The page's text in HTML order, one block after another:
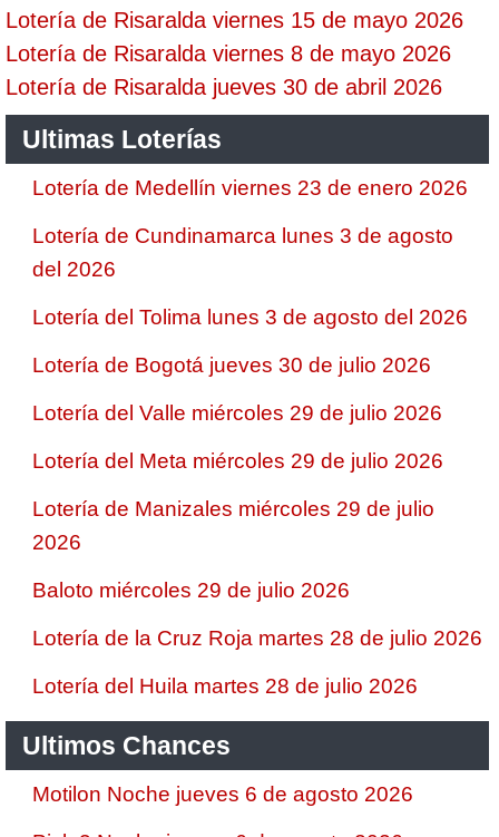
Lotería de Risaralda viernes 15 de mayo 2026
Lotería de Risaralda viernes 8 de mayo 2026
Lotería de Risaralda jueves 30 de abril 2026
Ultimas Loterías
Lotería de Medellín viernes 23 de enero 2026
Lotería de Cundinamarca lunes 3 de agosto
del 2026
Lotería del Tolima lunes 3 de agosto del 2026
Lotería de Bogotá jueves 30 de julio 2026
Lotería del Valle miércoles 29 de julio 2026
Lotería del Meta miércoles 29 de julio 2026
Lotería de Manizales miércoles 29 de julio
2026
Baloto miércoles 29 de julio 2026
Lotería de la Cruz Roja martes 28 de julio 2026
Lotería del Huila martes 28 de julio 2026
Ultimos Chances
Motilon Noche jueves 6 de agosto 2026